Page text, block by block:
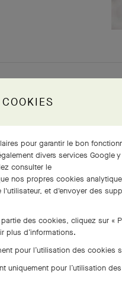
CRÉATIONS
pour garantir le bon
divers services Google
consulter le
nos propres cookies
et d'envoyer des
des cookies, cliquez sur «
plus d’informations.
pour l’utilisation des cookies
uniquement pour l’utilisation